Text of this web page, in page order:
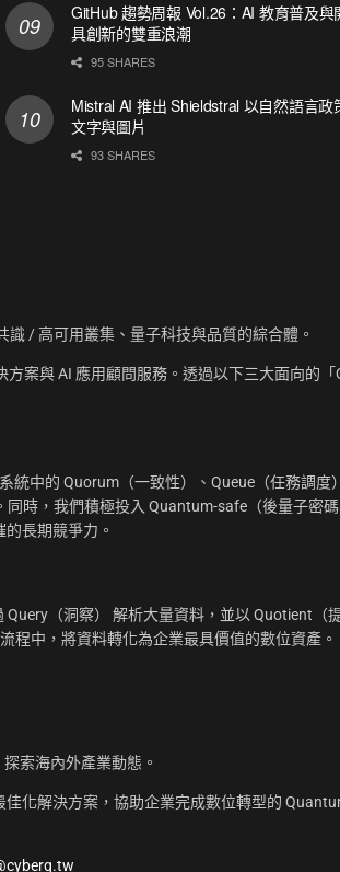
GitHub 趨勢周報 Vol.26：AI 教育普及與
具創新的雙重浪潮
95 SHARES
Mistral AI 推出 Shieldstral 以自然語言政
文字與圖片
93 SHARES
識 / 高可用叢集、量子科技與品質的綜合體。
案與 AI 應用顧問服務。透過以下三大面向的「
統中的 Quorum（一致性）、Queue（任務調度
時，我們積極投入 Quantum-safe（後量子密碼
長期競爭力。
（洞察） 解析大量資料，並以 Quotient（
程中，將資料轉化為企業最具價值的數位資產。
索海內外產業動態。
化解決方案，協助企業完成數位轉型的